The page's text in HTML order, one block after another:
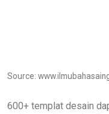
Source:
600+ templat desain